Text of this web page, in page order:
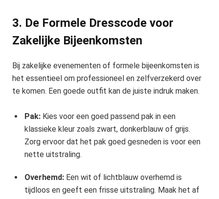
3. De Formele Dresscode voor
Zakelijke Bijeenkomsten
Bij zakelijke evenementen of formele bijeenkomsten is
het essentieel om professioneel en zelfverzekerd over
te komen. Een goede outfit kan de juiste indruk maken.
Pak: Kies voor een goed passend pak in een
klassieke kleur zoals zwart, donkerblauw of grijs.
Zorg ervoor dat het pak goed gesneden is voor een
nette uitstraling.
Overhemd: Een wit of lichtblauw overhemd is
tijdloos en geeft een frisse uitstraling. Maak het af